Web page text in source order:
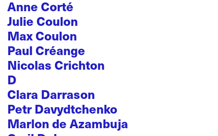
Anne Corté
Julie Coulon
Max Coulon
Paul Créange
Nicolas Crichton
D
Clara Darrason
Petr Davydtchenko
Marlon de Azambuja